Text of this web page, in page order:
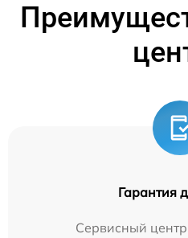
Гарантия
Сервисный